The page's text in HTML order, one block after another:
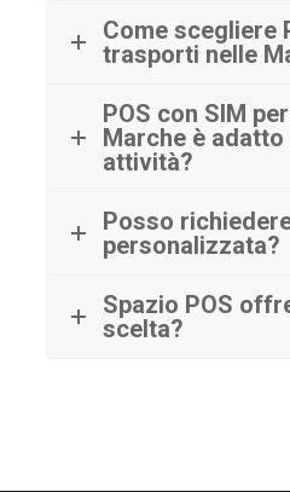
Come scegliere
trasporti nelle
POS con SIM
Marche è
attività?
Posso
personalizzata?
Spazio POS
scelta?